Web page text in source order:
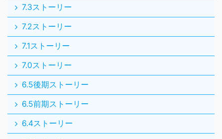
7.3ストーリー
7.2ストーリー
7.1ストーリー
7.0ストーリー
6.5後期ストーリー
6.5前期ストーリー
6.4ストーリー